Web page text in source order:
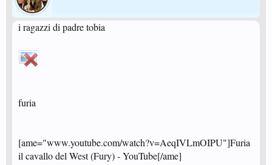
i ragazzi di padre tobia
furia
[ame="www.youtube.com/watch?v=AeqIVLmOIPU"]Furia
il cavallo del West (Fury) - YouTube[/ame]